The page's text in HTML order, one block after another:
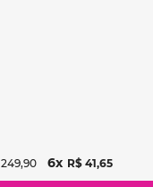
249,90 6 R$ 41,65